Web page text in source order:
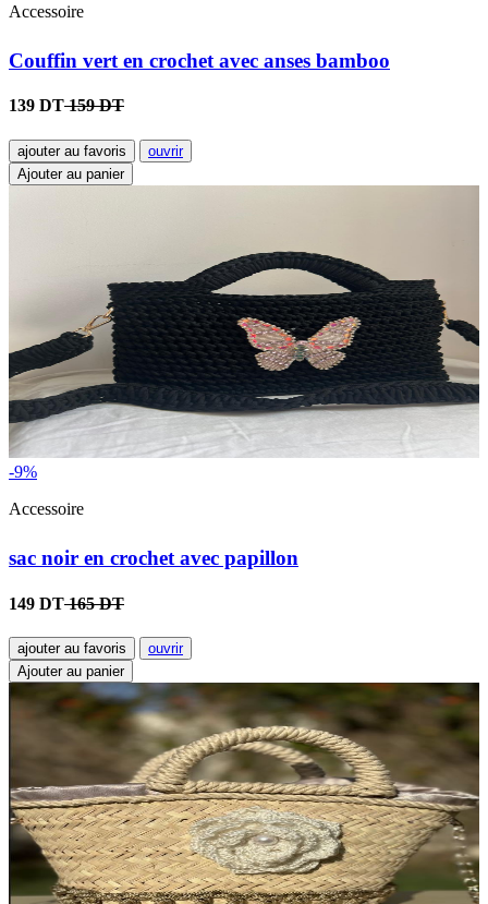
Accessoire
Couffin vert en crochet avec anses bamboo
139 DT159 DT
ajouter au favoris
ouvrir
Ajouter au panier
-9%
Accessoire
sac noir en crochet avec papillon
149 DT165 DT
ajouter au favoris
ouvrir
Ajouter au panier